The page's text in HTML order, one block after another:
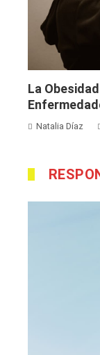
La
Natalia Díaz